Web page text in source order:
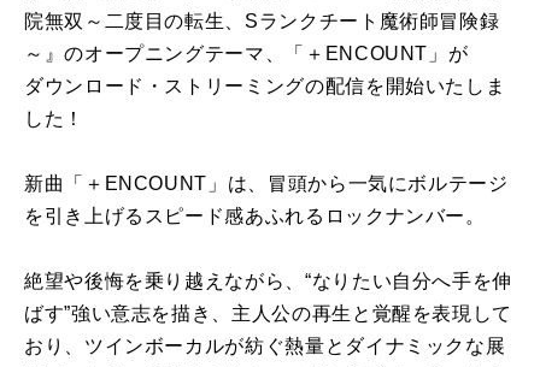
院無双～二度目の転生、Sランクチート魔術師冒険録
～』のオープニングテーマ、「＋ENCOUNT」が
ダウンロード・ストリーミングの配信を開始いたしま
した！
新曲「＋ENCOUNT」は、冒頭から一気にボルテージ
を引き上げるスピード感あふれるロックナンバー。
絶望や後悔を乗り越えながら、“なりたい自分へ手を伸
ばす”強い意志を描き、主人公の再生と覚醒を表現して
おり、ツインボーカルが紡ぐ熱量とダイナミックな展